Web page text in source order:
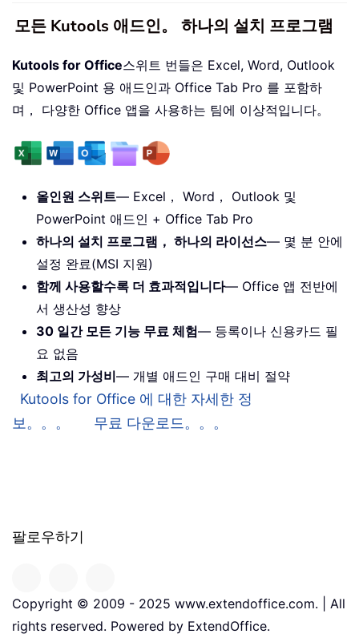
모든 Kutools 애드인。 하나의 설치 프로그램
Kutools for Office스위트 번들은 Excel, Word, Outlook
및 PowerPoint 용 애드인과 Office Tab Pro 를 포함하
며， 다양한 Office 앱을 사용하는 팀에 이상적입니다。
올인원 스위트— Excel， Word， Outlook 및
PowerPoint 애드인 + Office Tab Pro
하나의 설치 프로그램， 하나의 라이선스— 몇 분 안에
설정 완료(MSI 지원)
함께 사용할수록 더 효과적입니다— Office 앱 전반에
서 생산성 향상
30 일간 모든 기능 무료 체험— 등록이나 신용카드 필
요 없음
최고의 가성비— 개별 애드인 구매 대비 절약
Kutools for Office 에 대한 자세한 정
보。。。
무료 다운로드。。。
팔로우하기
Copyright © 2009 - 2025 www.extendoffice.com. | All
rights reserved. Powered by ExtendOffice.